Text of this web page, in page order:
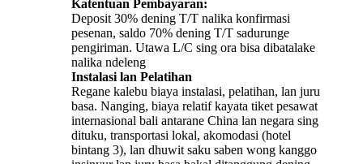
Katentuan Pembayaran:
Deposit 30% dening T/T nalika konfirmasi
pesenan, saldo 70% dening T/T sadurunge
pengiriman. Utawa L/C sing ora bisa dibatalake
nalika ndeleng
Instalasi lan Pelatihan
Regane kalebu biaya instalasi, pelatihan, lan juru
basa. Nanging, biaya relatif kayata tiket pesawat
internasional bali antarane China lan negara sing
dituku, transportasi lokal, akomodasi (hotel
bintang 3), lan dhuwit saku saben wong kanggo